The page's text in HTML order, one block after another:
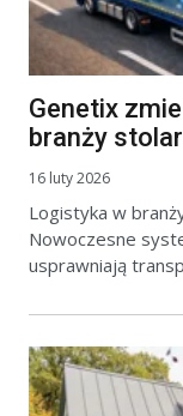
Genetix
branży
16 luty 2026
Logistyka w
Nowoczesne
usprawniają